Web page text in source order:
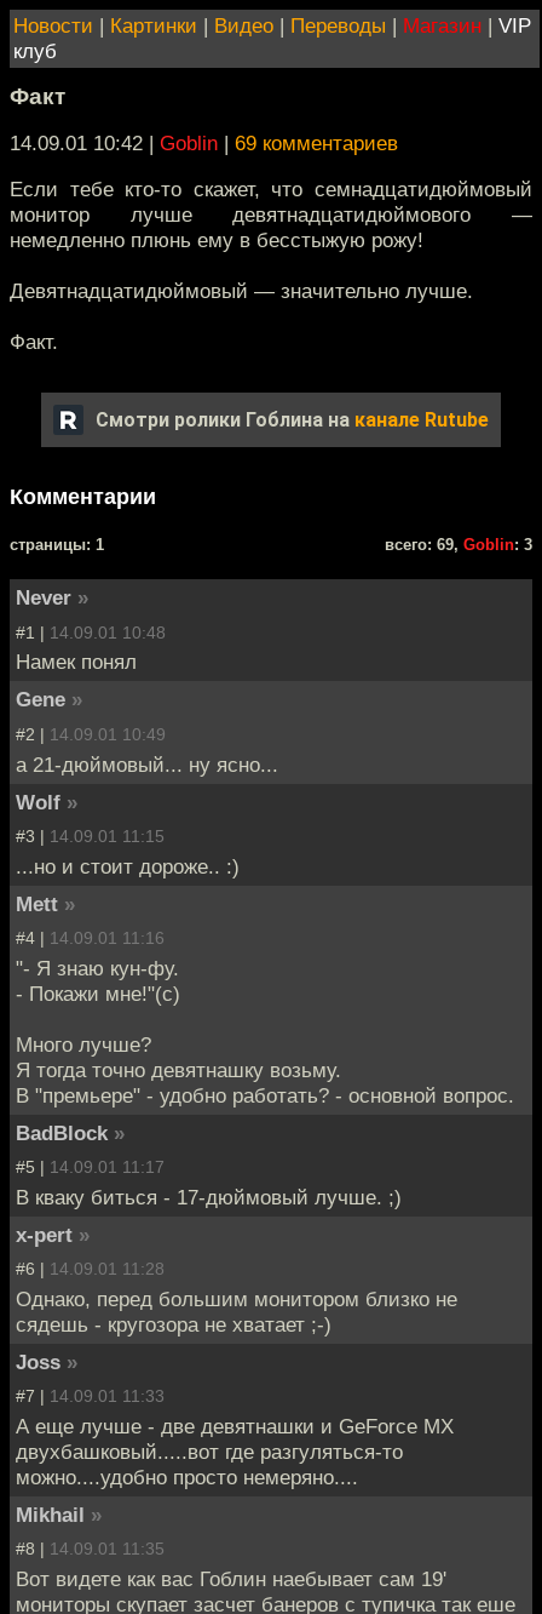
Новости | Картинки | Видео | Переводы | Магазин | VIP
клуб
Факт
14.09.01 10:42 | Goblin | 69 комментариев
Если тебе кто-то скажет, что семнадцатидюймовый
монитор лучше девятнадцатидюймового —
немедленно плюнь ему в бесстыжую рожу!
Девятнадцатидюймовый — значительно лучше.
Факт.
Смотри ролики Гоблина на канале Rutube
Комментарии
cтраницы: 1 всего: 69, Goblin: 3
Never »
#1 | 14.09.01 10:48
Намек понял
Gene »
#2 | 14.09.01 10:49
а 21-дюймовый... ну ясно...
Wolf »
#3 | 14.09.01 11:15
...но и стоит дороже.. :)
Mett »
#4 | 14.09.01 11:16
"- Я знаю кун-фу.
- Покажи мне!"(с)
Много лучше?
Я тогда точно девятнашку возьму.
В "премьере" - удобно работать? - основной вопрос.
BadBlock »
#5 | 14.09.01 11:17
В кваку биться - 17-дюймовый лучше. ;)
x-pert »
#6 | 14.09.01 11:28
Однако, перед большим монитором близко не
сядешь - кругозора не хватает ;-)
Joss »
#7 | 14.09.01 11:33
А еще лучше - две девятнашки и GeForce MX
двухбашковый.....вот где разгуляться-то
можно....удобно просто немеряно....
Mikhail »
#8 | 14.09.01 11:35
Вот видете как вас Гоблин наебывает сам 19'
мониторы скупает засчет банеров с тупичка так еше